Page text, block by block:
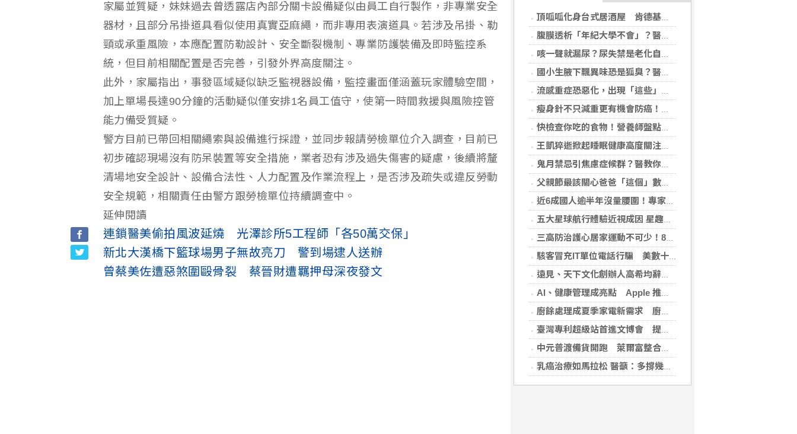
頂呱呱化身台式居酒屋 肯德基聯名EVA攻漫迷
腹膜透析「年紀大學不會」？醫：年齡並非限制 評估還要看3面向
咳一聲就漏尿？尿失禁是老化自然現象？醫揭：不同尿失禁的治療方式
國小生腋下飄異味恐是狐臭？醫：若伴青春期徵象應評估性早熟
流感重症恐惡化，出現「這些」症狀別再等！醫籲：別因非流感季就掉以輕心
瘦身針不只減重更有機會防癌！無糖尿病肥胖者使用GLP-1藥物 罹癌風險顯著下降
快檢查你吃的食物！營養師盤點「5大反式脂肪來源」跟你想的不同
王凱猝逝掀起睡眠健康高度關注！醫籲：最危險的不是熬夜，而是「這個」錯覺
鬼月禁忌引焦慮症候群？醫教你破除強迫症狀與焦慮迷思
父親節最該關心爸爸「這個」數字！中西醫聯手揪出三高危機
近6成國人逾半年沒量腰圍！專家籲每月量1次 幫助揪出代謝症候群
五大星球航行體驗近視成因 星趣控「視覺星球挑戰2.0」動手又動腦
三高防治護心居家運動不可少！888知能宣導互動遊戲，掌握自己的健康密碼
駭客冒充IT單位電話行騙 美數十家金融機構成目標
遠見、天下文化創辦人高希均辭世 留下華人世界珍貴思想遺產
AI、健康管理成亮點 Apple 推薦多元裝置迎接父親
廚餘處理成夏季家電新需求 廚餘機優惠搭地方補助最高省近萬元
臺灣專利超級站首進文博會 提供免費智財諮詢助創作者護創意
中元普渡備貨開跑 萊爾富整合祭拜供品與民生補貨需求
乳癌治療如馬拉松 醫籲：多撐幾個月可能等到下一個救命藥
家屬並質疑，妹妹過去曾透露店內部分關卡設備疑似由員工自行製作，非專業安全
器材，且部分吊掛道具看似使用真實亞麻繩，而非專用表演道具。若涉及吊掛、勒
頸或承重風險，本應配置防勒設計、安全斷裂機制、專業防護裝備及即時監控系
統，但目前相關配置是否完善，引發外界高度關注。
此外，家屬指出，事發區域疑似缺乏監視器設備，監控畫面僅涵蓋玩家體驗空間，
加上單場長達90分鐘的活動疑似僅安排1名員工值守，使第一時間救援與風險控管
能力備受質疑。
警方目前已帶回相關繩索與設備進行採證，並同步報請勞檢單位介入調查，目前已
初步確認現場沒有防呆裝置等安全措施，業者恐有涉及過失傷害的疑慮，後續將釐
清場地安全設計、設備合法性、人力配置及作業流程上，是否涉及疏失或違反勞動
安全規範，相關責任由警方跟勞檢單位持續調查中。
延伸閱讀
連鎖醫美偷拍風波延燒 光澤診所5工程師「各50萬交保」
新北大漢橋下籃球場男子無故亮刀 警到場逮人送辦
曾蔡美佐遭惡煞圍毆骨裂 蔡晉財遭羈押母深夜發文